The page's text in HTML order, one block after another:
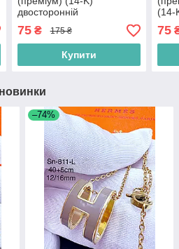
двосторонній
75₴ 175 ₴
Купити
(14-
75
–74%